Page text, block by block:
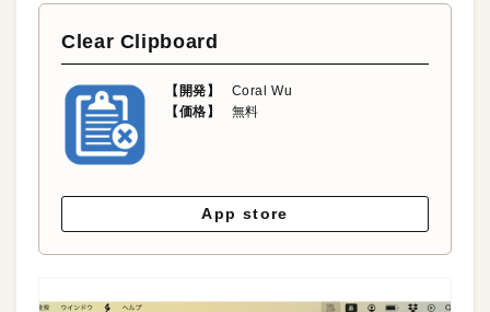
Clear Clipboard
【開発】
Coral Wu
【価格】
無料
App store